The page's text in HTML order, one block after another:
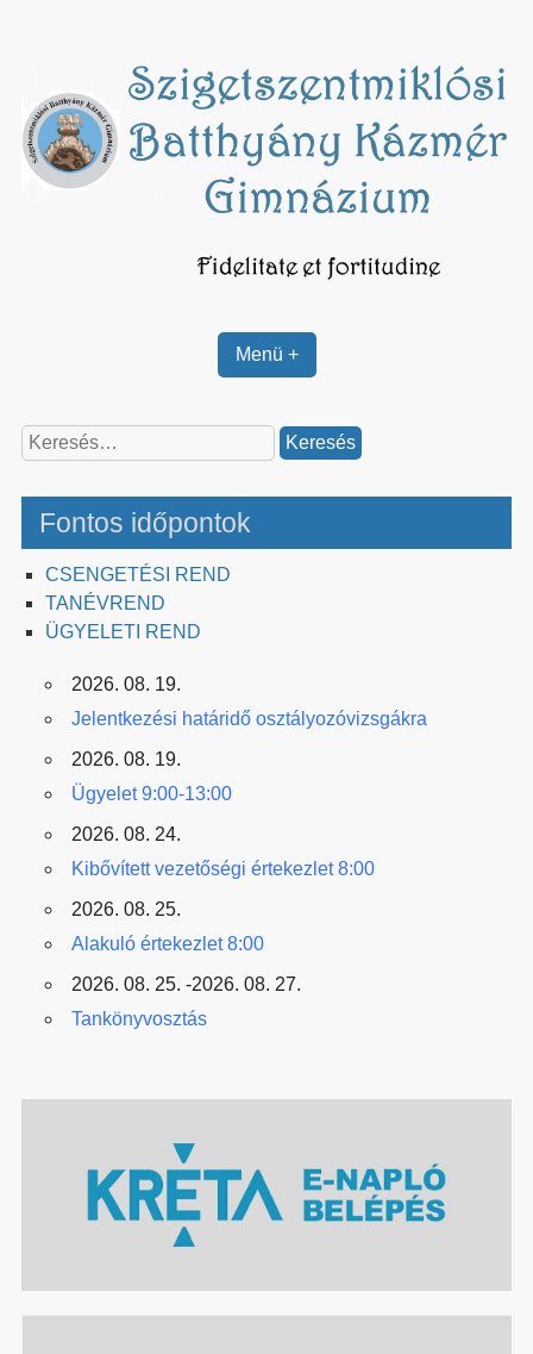
Menü +
Keresés:
Fontos időpontok
CSENGETÉSI REND
TANÉVREND
ÜGYELETI REND
2026. 08. 19.
Jelentkezési határidő osztályozóvizsgákra
2026. 08. 19.
Ügyelet 9:00-13:00
2026. 08. 24.
Kibővített vezetőségi értekezlet 8:00
2026. 08. 25.
Alakuló értekezlet 8:00
2026. 08. 25. -2026. 08. 27.
Tankönyvosztás